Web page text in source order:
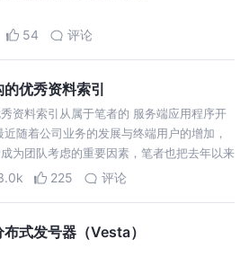
54 评论
优秀资料索引
资料索引从属于笔者的 服务端应用程序开
随着公司业务的发展与终端用户的增加，
为团队考虑的重要因素，笔者也把去年以来
引玉，如果有其他优秀的望不吝赐教。
225 评论
式发号器（Vesta）